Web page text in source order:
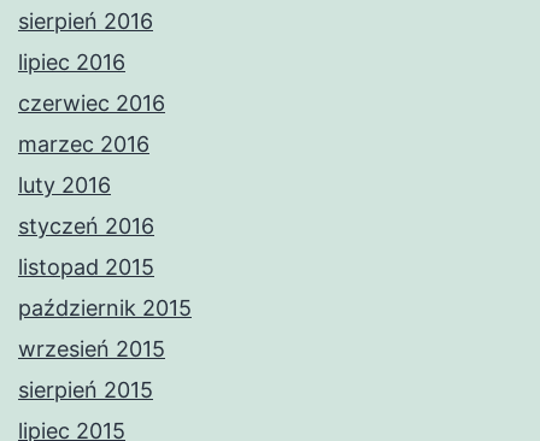
sierpień 2016
lipiec 2016
czerwiec 2016
marzec 2016
luty 2016
styczeń 2016
listopad 2015
październik 2015
wrzesień 2015
sierpień 2015
lipiec 2015